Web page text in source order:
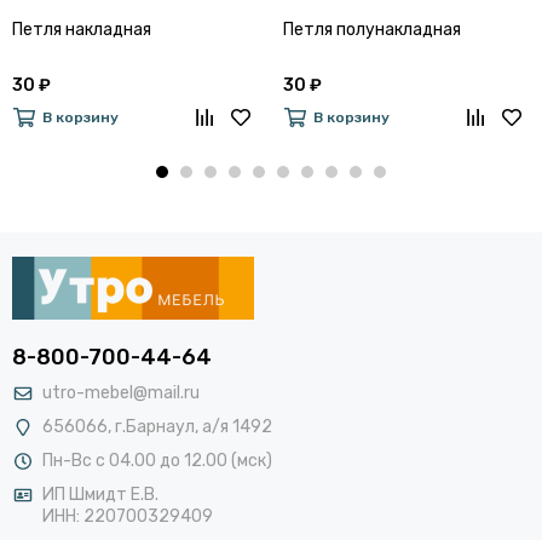
Петля накладная
30 ₽
В корзину
Петля полунакладная
30 ₽
В корзину
8-800-700-44-64
utro-mebel@mail.ru
656066, г.Барнаул, а/я 1492
Пн-Вс с 04.00 до 12.00 (мск)
ИП Шмидт Е.В.
ИНН: 220700329409